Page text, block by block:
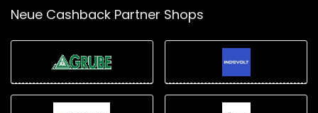
Neue Cashback Partner Shops